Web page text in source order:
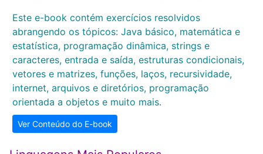
Este e-book contém exercícios resolvidos
abrangendo os tópicos: Java básico, matemática e
estatística, programação dinâmica, strings e
caracteres, entrada e saída, estruturas condicionais,
vetores e matrizes, funções, laços, recursividade,
internet, arquivos e diretórios, programação
orientada a objetos e muito mais.
Ver Conteúdo do E-book